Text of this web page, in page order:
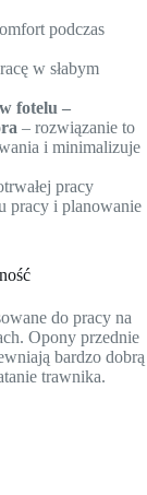
podczas
w słabym
fotelu –
– rozwiązanie to
i minimalizuje
pracy
pracy i planowanie
do pracy na
Opony przednie
bardzo dobrą
trawnika.